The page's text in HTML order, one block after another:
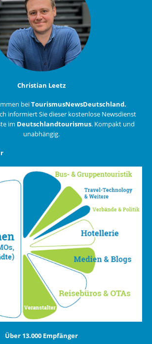
Christian Leetz
beiTourismusNewsDeutschland.
informiert Sie dieser kostenlose Newsdienst
im Deutschlandtourismus. Kompakt und
unabhängig.
Über 13.000 Empfänger